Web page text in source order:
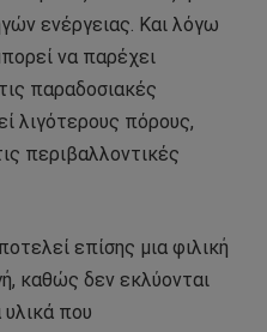
ενέργειας. Και λόγω
να παρέχει
παραδοσιακές
λιγότερους πόρους,
περιβαλλοντικές
επίσης μια φιλική
καθώς δεν εκλύονται
που